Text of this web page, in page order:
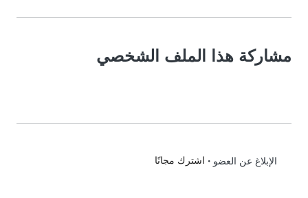
مشاركة هذا الملف الشخصي
الإبلاغ عن العضو • اشترك مجانًا